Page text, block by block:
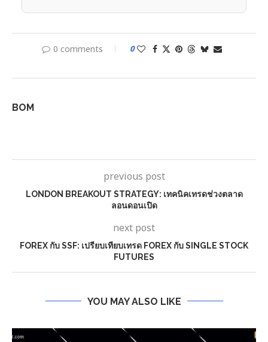
0 comments 0
BOM
previous post
LONDON BREAKOUT STRATEGY: เทคนิคเทรดช่วงตลาด
ลอนดอนเปิด
next post
FOREX กับ SSF: เปรียบเทียบเทรด FOREX กับ SINGLE STOCK
FUTURES
YOU MAY ALSO LIKE